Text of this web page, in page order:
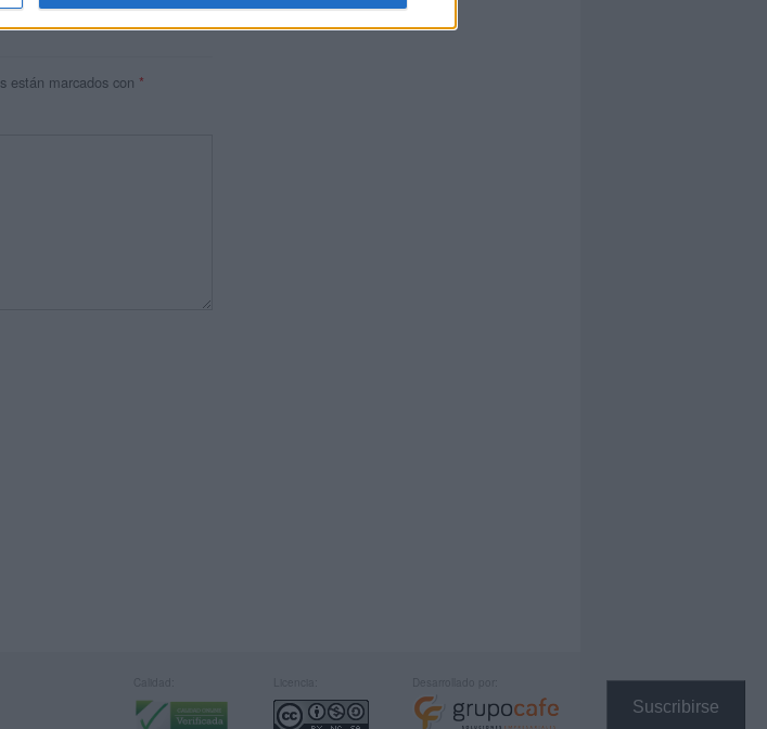
Suscribirse
están marcados con *